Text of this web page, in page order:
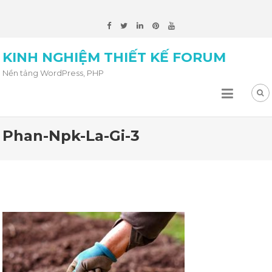
KINH NGHIỆM THIẾT KẾ FORUM
Nền tảng WordPress, PHP
Phan-Npk-La-Gi-3